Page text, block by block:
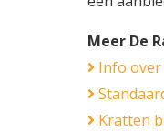
Meer De
Info over
Kratten